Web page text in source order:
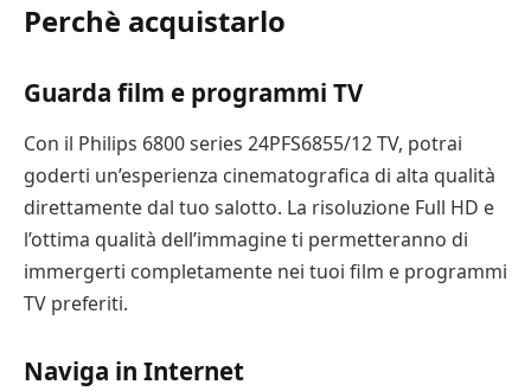
Perchè acquistarlo
Guarda film e programmi TV
Con il Philips 6800 series 24PFS6855/12 TV, potrai
goderti un’esperienza cinematografica di alta qualità
direttamente dal tuo salotto. La risoluzione Full HD e
l’ottima qualità dell’immagine ti permetteranno di
immergerti completamente nei tuoi film e programmi
TV preferiti.
Naviga in Internet